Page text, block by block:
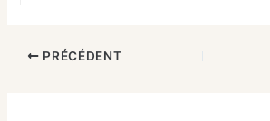
PRÉCÉDENT